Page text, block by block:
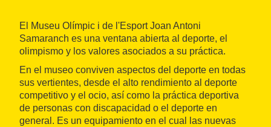
El Museu Olímpic i de l'Esport Joan Antoni
Samaranch es una ventana abierta al deporte, el
olimpismo y los valores asociados a su práctica.
En el museo conviven aspectos del deporte en todas
sus vertientes, desde el alto rendimiento al deporte
competitivo y el ocio, así como la práctica deportiva
de personas con discapacidad o el deporte en
general. Es un equipamiento en el cual las nuevas